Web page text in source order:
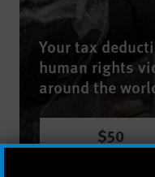
Your tax
human rights
around the
$50